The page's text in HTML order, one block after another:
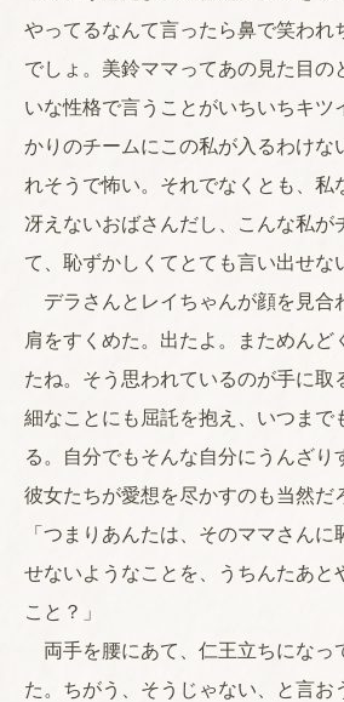
やってるなんて言ったら鼻で笑われ
でしょ。美鈴ママってあの見た目の
いな性格で言うことがいちいちキツ
かりのチームにこの私が入るわけな
れそうで怖い。それでなくとも、私
冴えないおばさんだし、こんな私が
て、恥ずかしくてとても言い出せな
デラさんとレイちゃんが顔を見合
肩をすくめた。出たよ。まためんど
たね。そう思われているのが手に取
細なことにも屈託を抱え、いつまで
る。自分でもそんな自分にうんざり
彼女たちが愛想を尽かすのも当然だ
「つまりあんたは、そのママさん
せないようなことを、うちんたあと
こと？」
両手を腰にあて、仁王立ちになっ
た。ちがう、そうじゃない、と言お